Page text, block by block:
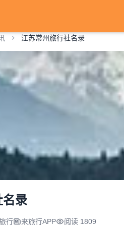
江苏常州旅行社名录
名录
行 来旅行APP 阅读 1809